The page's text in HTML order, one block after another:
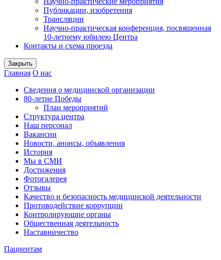
Публикации, изобретения
Трансляции
Научно-практическая конференция, посвященная
10-летнему юбилею Центра
Контакты и схема проезда
Закрыть
Главная О нас
Сведения о медицинской организации
80-летие Победы
План мероприятий
Структура центра
Наш персонал
Вакансии
Новости, анонсы, объявления
История
Мы в СМИ
Достижения
Фотогалерея
Отзывы
Качество и безопасность медицинской деятельности
Противодействие коррупции
Контролирующие органы
Общественная деятельность
Наставничество
Пациентам